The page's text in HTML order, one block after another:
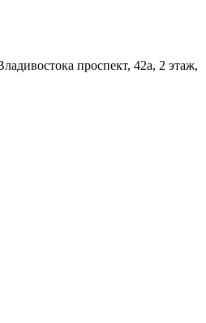
проспект, 42а, 2 этаж,